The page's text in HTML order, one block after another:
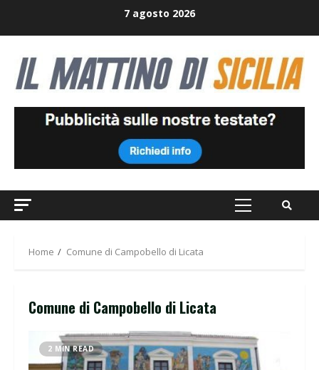
7 agosto 2026
Primary
Home Comune di Campobello di Licata
Comune di Campobello di Licata
2 MIN READ